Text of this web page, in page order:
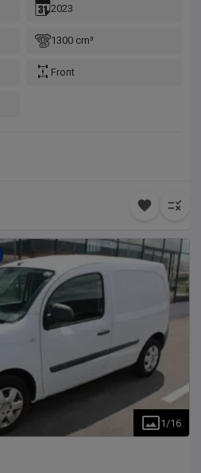
2023
1300 cm³
Front
1 /16